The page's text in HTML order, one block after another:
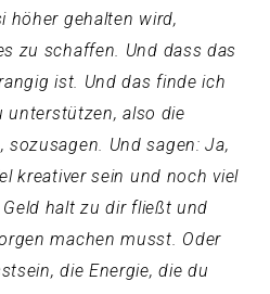
höher gehalten wird,
zu schaffen. Und dass das
ist. Und das finde ich
unterstützen, also die
sozusagen. Und sagen: Ja,
kreativer sein und noch viel
halt zu dir fließt und
machen musst. Oder
die Energie, die du